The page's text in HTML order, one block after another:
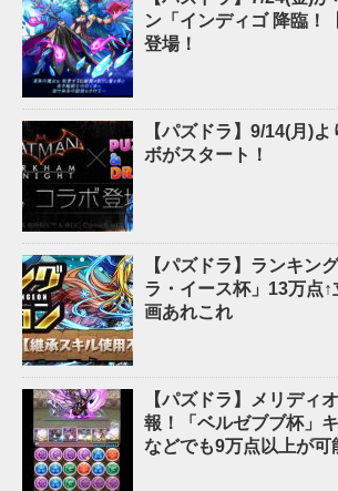
ン「インディゴ 降臨！
登場！
【パズドラ】9/14(月)
ボがスタート！
【パズドラ】ランキン
ラ・イース杯」13万点
画あれこれ
【パズドラ】メリディ
報！「ベルゼブブ杯」
などでも9万点以上が可